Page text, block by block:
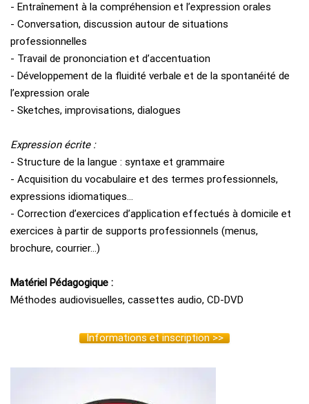
- Entraînement à la compréhension et l’expression orales
- Conversation, discussion autour de situations
professionnelles
- Travail de prononciation et d’accentuation
- Développement de la fluidité verbale et de la spontanéité de
l’expression orale
- Sketches, improvisations, dialogues
Expression écrite :
- Structure de la langue : syntaxe et grammaire
- Acquisition du vocabulaire et des termes professionnels,
expressions idiomatiques…
- Correction d’exercices d’application effectués à domicile et
exercices à partir de supports professionnels (menus,
brochure, courrier…)
Matériel Pédagogique :
Méthodes audiovisuelles, cassettes audio, CD-DVD
Informations et inscription >>